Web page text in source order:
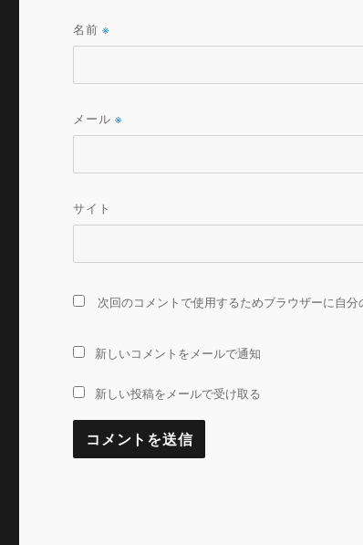
名前※
メール※
サイト
次回のコメントで使用するためブラウザーに自
新しいコメントをメールで通知
新しい投稿をメールで受け取る